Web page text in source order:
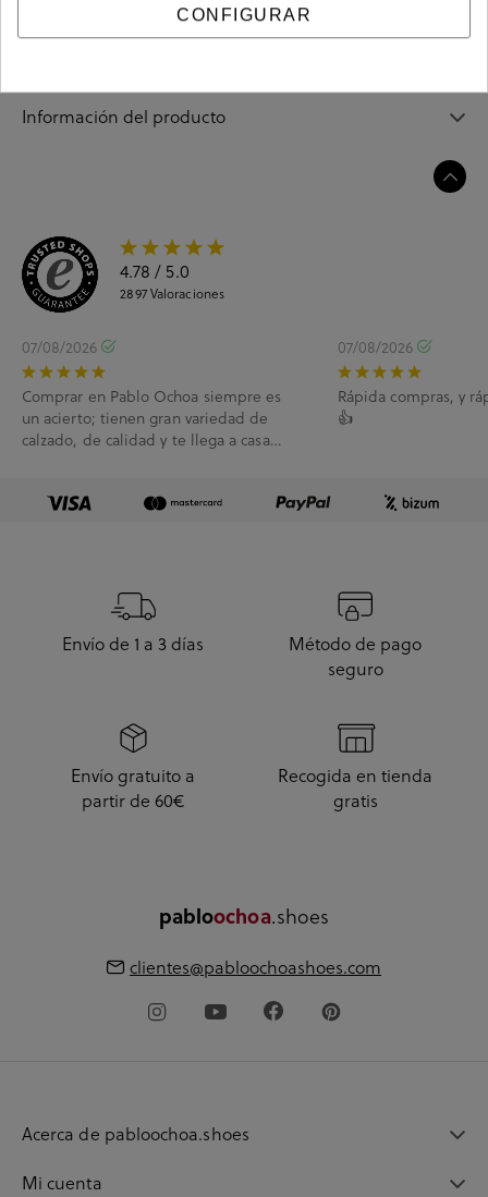
Información del producto
4.78 / 5.0
2897Valoraciones
07/08/2026
Comprar en Pablo Ochoa siempre es
un acierto; tienen gran variedad de
calzado, de calidad y te llega a casa
07/08/2026
Rápida compras, y
👍
Envío de 1 a 3 días
Método de pago
seguro
Envío gratuito a
partir de 60€
Recogida en tienda
gratis
pabloochoa.shoes
clientes@pabloochoashoes.com
Acerca de pabloochoa.shoes
Mi cuenta
CONFIGURAR